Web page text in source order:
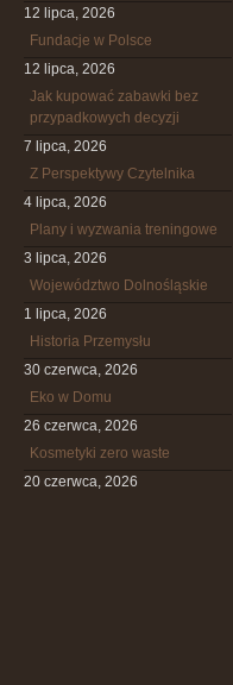
12 lipca, 2026
Fundacje w Polsce
12 lipca, 2026
Jak kupować zabawki bez
przypadkowych decyzji
7 lipca, 2026
Z Perspektywy Czytelnika
4 lipca, 2026
Plany i wyzwania treningowe
3 lipca, 2026
Województwo Dolnośląskie
1 lipca, 2026
Historia Przemysłu
30 czerwca, 2026
Eko w Domu
26 czerwca, 2026
Kosmetyki zero waste
20 czerwca, 2026